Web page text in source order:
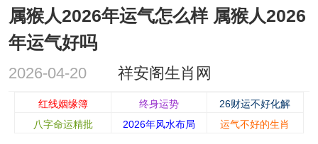
属猴人2026年运气怎么样 属猴人2026
年运气好吗
2026-04-20 祥安阁生肖网
红线姻缘簿 终身运势
26财运不好化解
八字命运精批
2026年风水布局 运气不好的生肖